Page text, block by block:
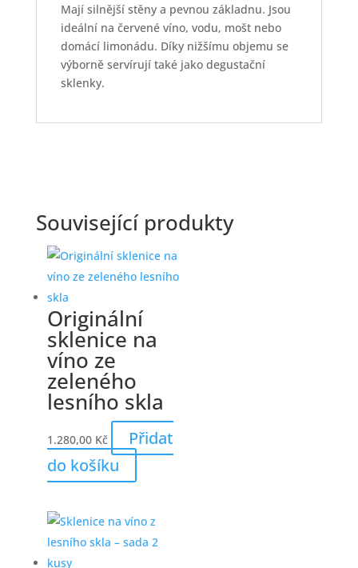
Mají silnější stěny a pevnou základnu. Jsou
ideální na červené víno, vodu, mošt nebo
domácí limonádu. Díky nižšímu objemu se
výborně servírují také jako degustační
sklenky.
Související produkty
Originální
sklenice na
víno ze
zeleného
lesního skla
1.280,00 Kč
Přidat
do košíku